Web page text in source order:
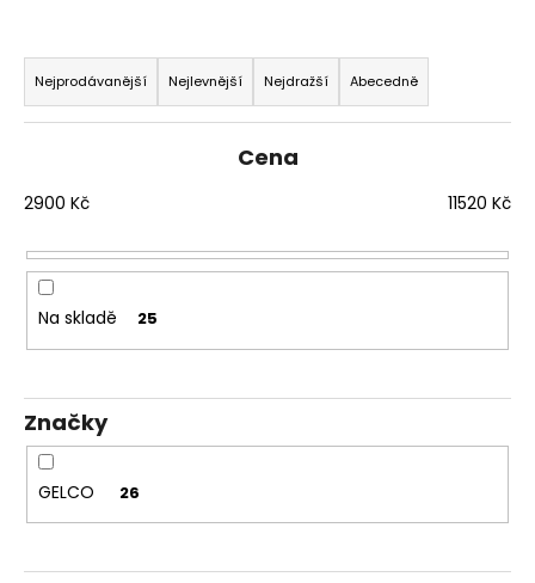
Ř
a
z
í
p
r
o
d
k
t
ů
Nejprodávanější Nejlevnější Nejdražší Abecedně
Cena
2900 Kč 11520 Kč
Na skladě 25
Značky
GELCO 26
č
u
j
e
DRAGON
SPRCHOVÉ
DVEŘE
DO
1200
ČIRÉ
SKLO,
GD4612
12
080
Původně:
100